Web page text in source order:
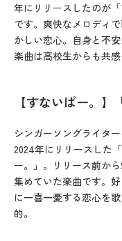
年にリリースしたのが「
です。爽快なメロディ
かしい恋心。自身と不
楽曲は高校生からも共感
【すないぱー。】
シンガーソングライタ
2024年にリリースした
ー。」。リリース前か
集めていた楽曲です。
に一喜一憂する恋心を
的。